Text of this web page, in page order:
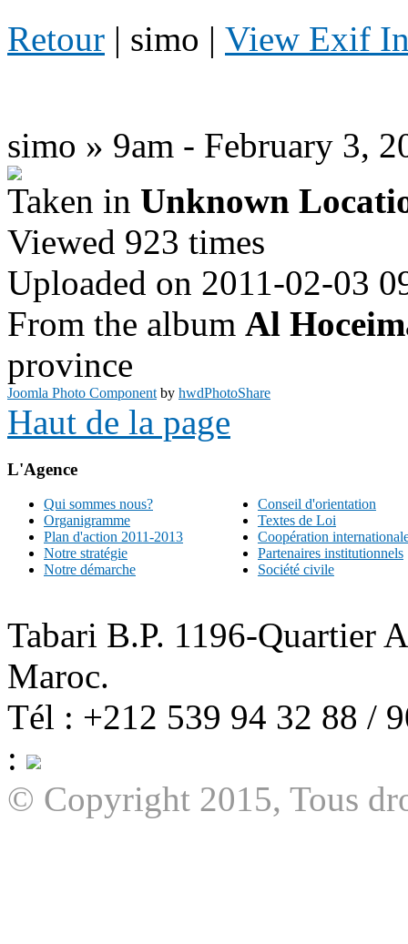
Retour | simo | View Exif
simo » 9am - February 3,
Taken in Unknown
Viewed 923 times
Uploaded on 2011-02-03
From the album Al
province
Joomla Photo Component by hwdPhotoShare
Haut de la page
L'Agence
Qui sommes nous?
Organigramme
Plan d'action 2011-2013
Notre stratégie
Notre démarche
Conseil d'orientation
Textes de Loi
Coopération
Partenaires institutionnels
Société civile
Tabari B.P. 1196-Quartier
Maroc.
Tél : +212 539 94 32 88 /
:
© Copyright 2015, Tous